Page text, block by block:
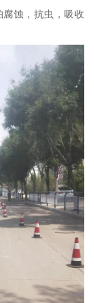
蚀，抗虫，吸收